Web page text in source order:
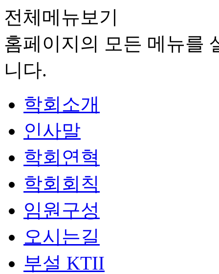
전체메뉴보기
홈페이지의 모든 메뉴를
니다.
학회소개
인사말
학회연혁
학회회칙
임원구성
오시는길
부설 KTII